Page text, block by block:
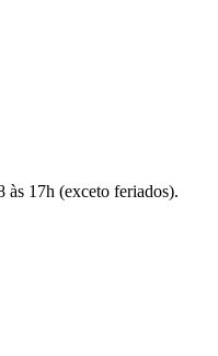
às 17h (exceto feriados).